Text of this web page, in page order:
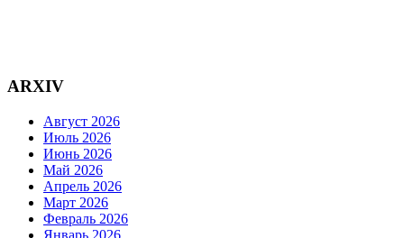
ARXIV
Август 2026
Июль 2026
Июнь 2026
Май 2026
Апрель 2026
Март 2026
Февраль 2026
Январь 2026